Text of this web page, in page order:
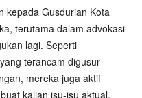
kepada Gusdurian Kota
terutama dalam advokasi
lagi. Seperti
terancam digusur
mereka juga aktif
kajian isu-isu aktual.